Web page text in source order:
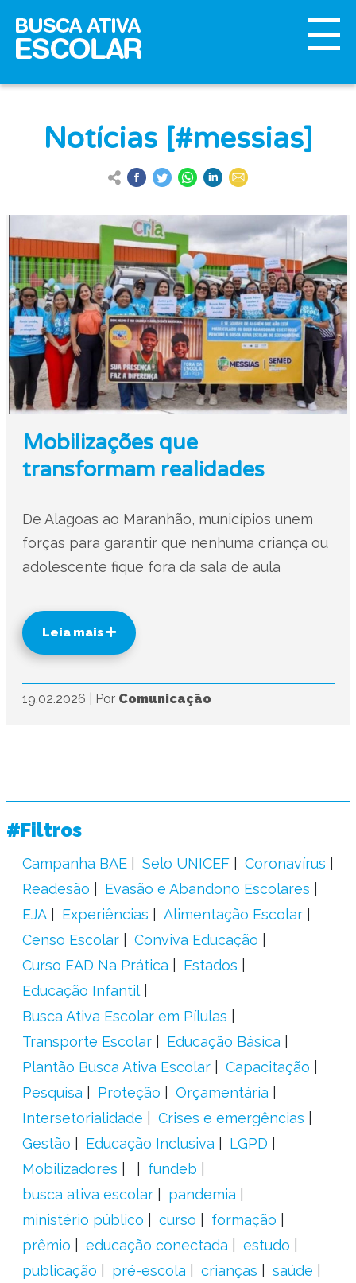
Notícias [#messias]
Mobilizações que
transformam realidades
De Alagoas ao Maranhão, municípios unem
forças para garantir que nenhuma criança ou
adolescente fique fora da sala de aula
Leia mais
19.02.2026 Por Comunicação
#Filtros
Campanha BAE Selo UNICEF
Coronavírus
Readesão
Evasão e Abandono Escolares
EJA
Experiências
Alimentação Escolar
Censo Escolar
Conviva Educação
Curso EAD Na Prática
Estados
Educação Infantil
Busca Ativa Escolar em Pílulas
Transporte Escolar
Educação Básica
Plantão Busca Ativa Escolar
Capacitação
Pesquisa
Proteção
Orçamentária
Intersetorialidade
Crises e emergências
Gestão
Educação Inclusiva
LGPD
Mobilizadores
fundeb
busca ativa escolar
pandemia
ministério público
curso
formação
prêmio
educação conectada
estudo
publicação
pré-escola crianças
saúde